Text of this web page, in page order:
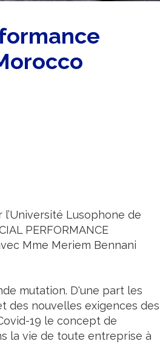
Lusophone de
PERFORMANCE
Mme Meriem Bennani
mutation. D'une part les
des nouvelles exigences des
19 le concept de
la vie de toute entreprise à